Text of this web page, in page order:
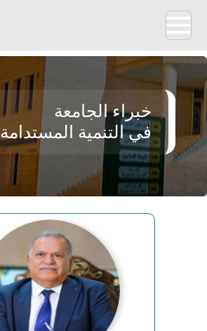
خبراء الجامعة
في التنمية المستدامة